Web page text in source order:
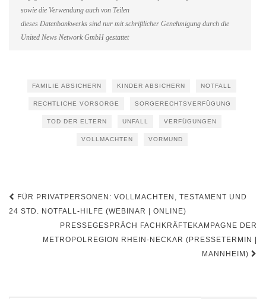
sowie die Verwendung auch von Teilen
dieses Datenbankwerks sind nur mit schriftlicher Genehmigung durch die
United News Network GmbH gestattet
FAMILIE ABSICHERN KINDER ABSICHERN NOTFALL
RECHTLICHE VORSORGE SORGERECHTSVERFÜGUNG
TOD DER ELTERN UNFALL VERFÜGUNGEN
VOLLMACHTEN VORMUND
Beitragsnavigation
FÜR PRIVATPERSONEN: VOLLMACHTEN, TESTAMENT UND
24 STD. NOTFALL-HILFE (WEBINAR | ONLINE)
PRESSEGESPRÄCH FACHKRÄFTEKAMPAGNE DER
METROPOLREGION RHEIN-NECKAR (PRESSETERMIN |
MANNHEIM)